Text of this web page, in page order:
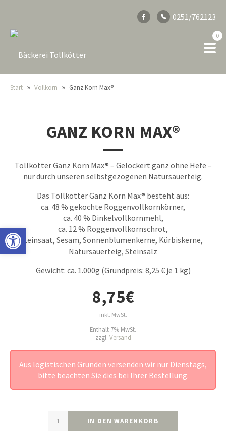
0251/762123
0
Start » Vollkorn » Ganz Korn Max®
GANZ KORN MAX®
Tollkötter Ganz Korn Max® – Gelockert ganz ohne Hefe –
nur durch unseren selbstgezogenen Natursauerteig.
Das Tollkötter Ganz Korn Max® besteht aus:
ca. 48 % gekochte Roggenvollkornkörner,
ca. 40 % Dinkelvollkornmehl,
ca. 12 % Roggenvollkornschrot,
Leinsaat, Sesam, Sonnenblumenkerne, Kürbiskerne,
Natursauerteig, Steinsalz
Gewicht: ca. 1.000g (Grundpreis: 8,25 € je 1 kg)
8,75€
inkl. MwSt.
Enthält 7% MwSt.
zzgl. Versand
Aus logistischen Gründen versenden wir nur Dienstags,
bitte beachten Sie dies bei Ihrer Bestellung.
IN DEN WARENKORB
Open toolbar